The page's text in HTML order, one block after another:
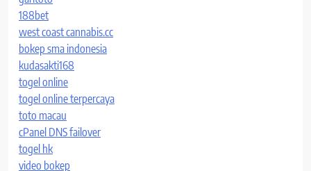
188bet
west coast cannabis.cc
bokep sma indonesia
kudasakti168
togel online
togel online terpercaya
toto macau
cPanel DNS failover
togel hk
video bokep